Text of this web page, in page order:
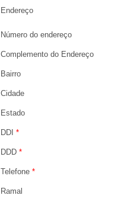
Endereço
Número do endereço
Complemento do Endereço
Bairro
Cidade
Estado
DDI *
DDD *
Telefone *
Ramal